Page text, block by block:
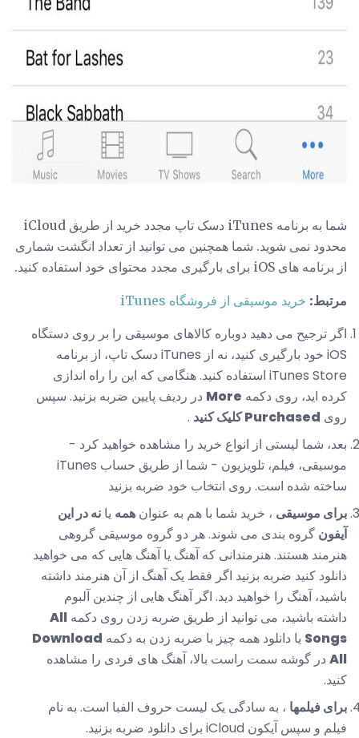
شما به برنامه iTunes دسک تاپ مجدد خرید از طریق iCloud
محدود نمی شوید. شما همچنین می توانید از تعداد انگشت شماری
از برنامه های iOS برای بارگیری مجدد محتوای خود استفاده کنید.
مرتبط: خرید موسیقی از فروشگاه iTunes
اگر ترجیح می دهید دوباره کالاهای موسیقی را بر روی دستگاه
iOS خود بارگیری کنید، نه از iTunes دسک تاپ، از برنامه
iTunes Store استفاده کنید. هنگامی که این را راه اندازی
کرده اید، روی دکمه More در ردیف پایین ضربه بزنید. سپس
روی Purchased کلیک کنید
.
بعد، شما لیستی از انواع خرید را مشاهده خواهید کرد -
موسیقی، فیلم، تلویزیون - شما از طریق حساب iTunes
ساخته شده است. روی انتخاب خود ضربه بزنید
برای موسیقی ، خرید شما با هم به عنوان همه یا نه در این
آیفون گروه بندی می شوند. هر دو گروه موسیقی گروهی
هنرمند هستند. هنرمندانی که آهنگ یا آهنگ هایی که می خواهید
دانلود کنید ضربه بزنید اگر فقط یک آهنگ از آن هنرمند داشته
باشید، آهنگ را خواهید دید. اگر آهنگ هایی از چندین آلبوم
داشته باشید، می توانید از طریق ضربه زدن روی دکمه All
Songs یا دانلود همه چیز با ضربه زدن به دکمه Download
All در گوشه سمت راست بالا، آهنگ های فردی را مشاهده
کنید.
برای فیلمها ، به سادگی یک لیست حروف الفبا است. به نام
فیلم و سپس آیکون iCloud برای دانلود ضربه بزنید.